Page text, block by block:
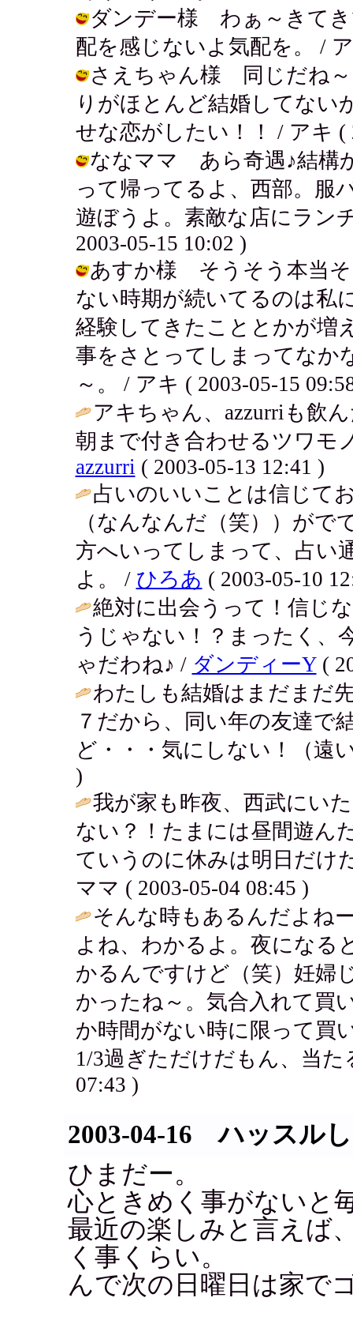
ダンデー様 わぁ～きて
配を感じないよ気配を。 /
さえちゃん様 同じだね～
りがほとんど結婚してない
せな恋がしたい！！ / アキ (
ななママ あら奇遇♪結構
って帰ってるよ、西部。
遊ぼうよ。素敵な店にラン
2003-05-15 10:02 )
あすか様 そうそう本当そ
ない時期が続いてるのは私
経験してきたこととかが増
事をさとってしまってなか
～。 / アキ ( 2003-05-15
アキちゃん、azzurriも飲
朝まで付き合わせるツワモ
azzurri ( 2003-05-13 12:41 )
占いのいいことは信じて
（なんなんだ（笑））が
方へいってしまって、占い
よ。 / ひろあ ( 2003-05-10
絶対に出会うって！信じ
うじゃない！？まったく、
ゃだわね♪ / ダンディーY(
わたしも結婚はまだまだ
７だから、同い年の友達で
ど・・・気にしない！（遠
)
我が家も昨夜、西武にい
ない？！たまには昼間遊ん
ていうのに休みは明日だけ
ママ ( 2003-05-04 08:45 )
そんな時もあるんだよね
よね、わかるよ。夜になる
かるんですけど（笑）妊婦
かったね～。気合入れて買
か時間がない時に限って
1/3過ぎただけだもん、当
07:43 )
2003-04-16 ハッスル
ひまだー。
心ときめく事がないと
最近の楽しみと言えば
く事くらい。
んで次の日曜日は家で